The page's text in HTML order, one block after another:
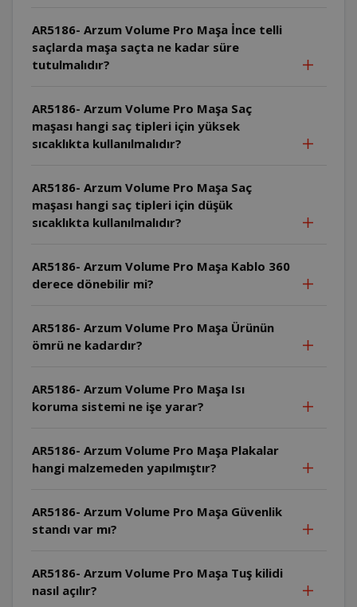
AR5186- Arzum Volume Pro Maşa İnce telli
saçlarda maşa saçta ne kadar süre
tutulmalıdır?
AR5186- Arzum Volume Pro Maşa Saç
maşası hangi saç tipleri için yüksek
sıcaklıkta kullanılmalıdır?
AR5186- Arzum Volume Pro Maşa Saç
maşası hangi saç tipleri için düşük
sıcaklıkta kullanılmalıdır?
AR5186- Arzum Volume Pro Maşa Kablo 360
derece dönebilir mi?
AR5186- Arzum Volume Pro Maşa Ürünün
ömrü ne kadardır?
AR5186- Arzum Volume Pro Maşa Isı
koruma sistemi ne işe yarar?
AR5186- Arzum Volume Pro Maşa Plakalar
hangi malzemeden yapılmıştır?
AR5186- Arzum Volume Pro Maşa Güvenlik
standı var mı?
AR5186- Arzum Volume Pro Maşa Tuş kilidi
nasıl açılır?